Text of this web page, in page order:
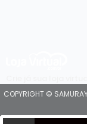
COPYRIGHT ©